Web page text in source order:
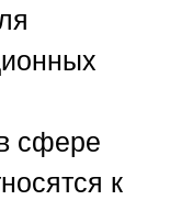
сфере
к